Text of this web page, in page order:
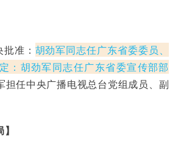
准： 胡劲军同志任广东省委委员、
：胡劲军同志任广东省委宣传部部
担任中央广播电视总台党组成员、副